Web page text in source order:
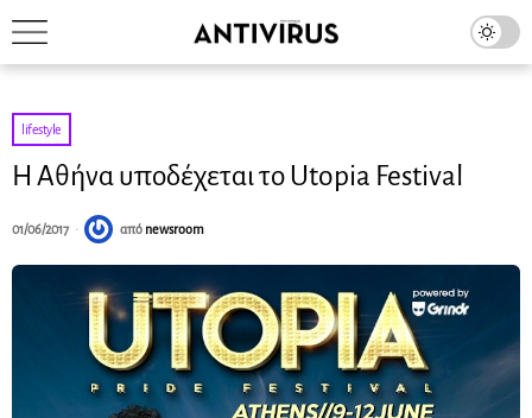
lifestyle
Η Αθήνα υποδέχεται το Utopia Festival
01/06/2017 από newsroom